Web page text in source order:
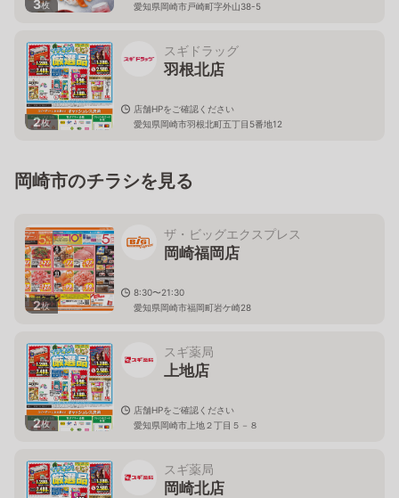
3枚 愛知県岡崎市戸崎町字外山38-5
2枚
スギドラッグ
羽根北店
店舗HPをご確認ください
愛知県岡崎市羽根北町五丁目5番地12
岡崎市のチラシを見る
2枚
ザ・ビッグエクスプレス
岡崎福岡店
8:30〜21:30
愛知県岡崎市福岡町岩ケ崎28
2枚
スギ薬局
上地店
店舗HPをご確認ください
愛知県岡崎市上地２丁目５－８
スギ薬局
岡崎北店